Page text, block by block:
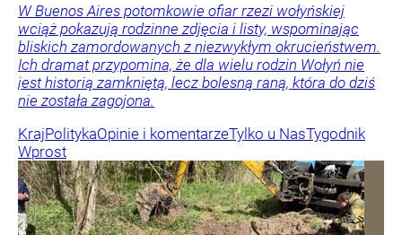
W Buenos Aires potomkowie ofiar rzezi wołyńskiej
wciąż pokazują rodzinne zdjęcia i listy, wspominając
bliskich zamordowanych z niezwykłym okrucieństwem.
Ich dramat przypomina, że dla wielu rodzin Wołyń nie
jest historią zamkniętą, lecz bolesną raną, która do dziś
nie została zagojona.
KrajPolitykaOpinie i komentarzeTylko u NasTygodnik
Wprost